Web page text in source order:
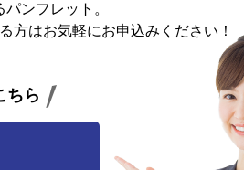
ンフレット。
方はお気軽にお申込みください！
ちら